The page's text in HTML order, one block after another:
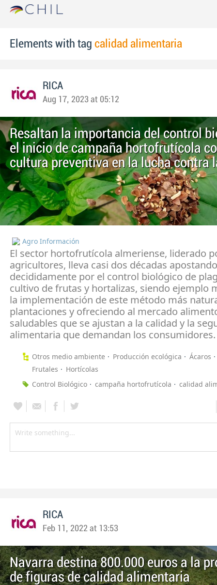
Elements with tag calidad alimentaria
RICA
Aug 17, 2023 at 05:12
Resaltan la importancia del control
el inicio de campaña hortofrutícola
cultura preventiva en la lucha contra
Agro Información
El sector hortofrutícola almeriense, liderado
agricultores, lleva casi dos décadas apostando
decididamente por el control biológico de
cultivo de frutas y hortalizas, siendo ejemplo
la implementación de este método más
plantaciones y ofreciendo al mercado
saludables que se ajustan a la calidad y la
alimentaria que demandan los consumidores.
Otros medio ambiente Producción ecológica
Ácaros
Frutales
Hortícolas
Control Biológico
campaña hortofrutícola calidad
RICA
Feb 11, 2022 at 13:53
Navarra destina 800.000 euros a la
de figuras de calidad alimentaria